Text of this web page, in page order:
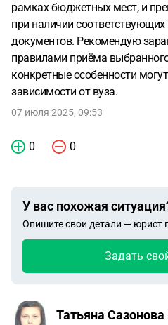
рамках бюджетных мест, и
при наличии
документов. Рекомендую
правилами приёма
конкретные особенности
зависимости от вуза.
07 июля 2025, 09:53
0 0
У вас похожая
Опишите свои детали — юрист
Задать
Татьяна Сазонова